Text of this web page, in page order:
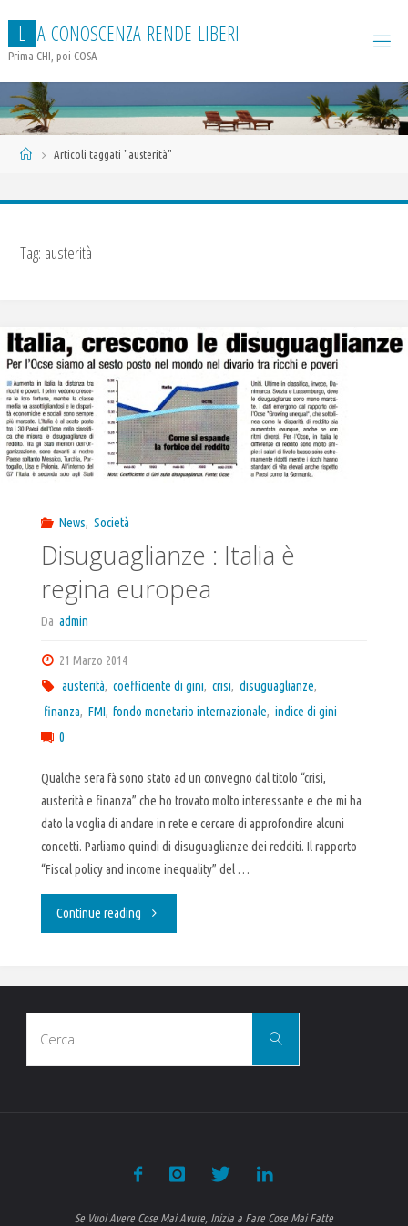
contenuto
L A CONOSCENZA RENDE LIBERI
Prima CHI, poi COSA
HomeArticoli taggati "austerità"
Tag: austerità
News, Società
Disuguaglianze : Italia è
regina europea
Da admin
21 Marzo 2014
austerità, coefficiente di gini, crisi, disuguaglianze,
finanza, FMI, fondo monetario internazionale, indice di gini
0
Qualche sera fà sono stato ad un convegno dal titolo “crisi,
austerità e finanza” che ho trovato molto interessante e che mi ha
dato la voglia di andare in rete e cercare di approfondire alcuni
concetti. Parliamo quindi di disuguaglianze dei redditi. Il rapporto
“Fiscal policy and income inequality” del …
Continue reading "Disuguaglianze
Italia
regina
Cerca
Se Vuoi Avere Cose Mai Avute, Inizia a Fare Cose Mai Fatte